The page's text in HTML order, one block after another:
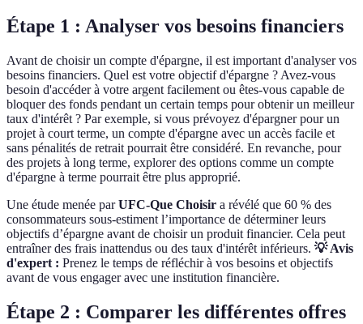
Étape 1 : Analyser vos besoins financiers
Avant de choisir un compte d'épargne, il est important d'analyser vos
besoins financiers. Quel est votre objectif d'épargne ? Avez-vous
besoin d'accéder à votre argent facilement ou êtes-vous capable de
bloquer des fonds pendant un certain temps pour obtenir un meilleur
taux d'intérêt ? Par exemple, si vous prévoyez d'épargner pour un
projet à court terme, un compte d'épargne avec un accès facile et
sans pénalités de retrait pourrait être considéré. En revanche, pour
des projets à long terme, explorer des options comme un compte
d'épargne à terme pourrait être plus approprié.
Une étude menée parUFC-Que Choisir a révélé que 60 % des
consommateurs sous-estiment l’importance de déterminer leurs
objectifs d’épargne avant de choisir un produit financier. Cela peut
entraîner des frais inattendus ou des taux d'intérêt inférieurs. 💡 Avis
d'expert : Prenez le temps de réfléchir à vos besoins et objectifs
avant de vous engager avec une institution financière.
Étape 2 : Comparer les différentes offres